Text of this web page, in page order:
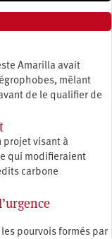
Amarilla avait
mêlant
de le qualifier de
projet visant à
qui modifieraient
carbone
pourvois formés par